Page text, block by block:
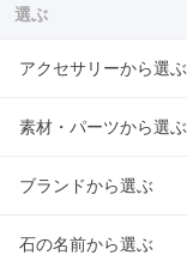
選ぶ
アクセサリーから選ぶ
素材・パーツから選ぶ
ブランドから選ぶ
石の名前から選ぶ